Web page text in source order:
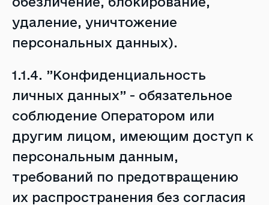
удаление, уничтожение
персональных данных).
1.1.4. ”Конфиденциальность
личных данных” - обязательное
соблюдение Оператором или
другим лицом, имеющим доступ к
персональным данным,
требований по предотвращению
их распространения без согласия